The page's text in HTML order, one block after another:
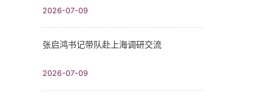
2026-07-09
张启鸿书记带队赴上海调研交流
2026-07-09